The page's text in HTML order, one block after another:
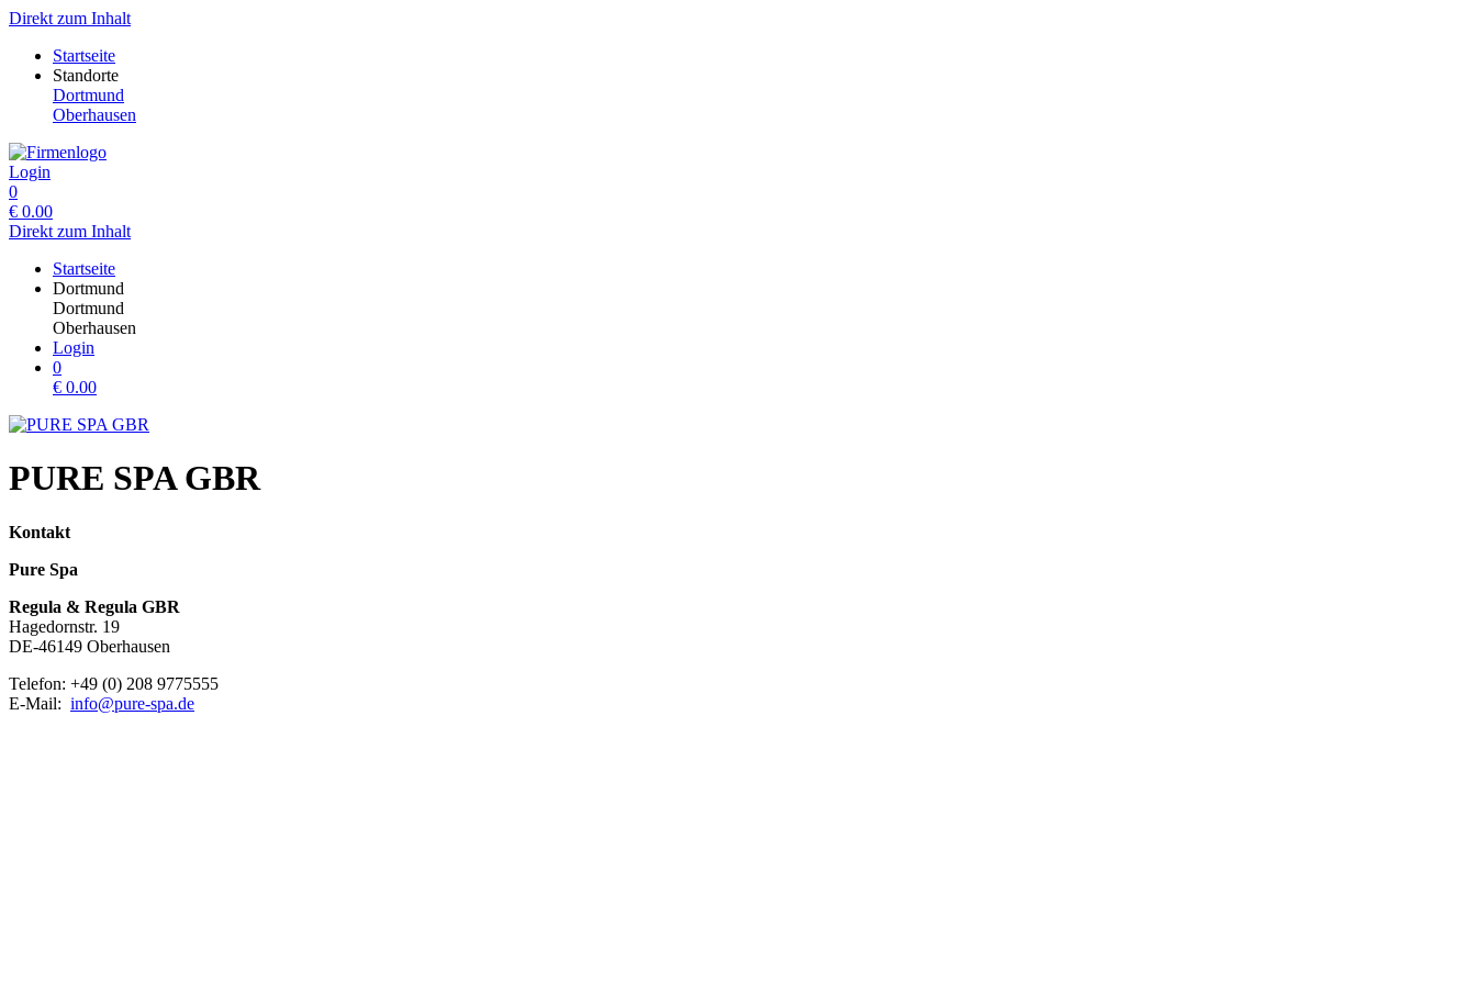
Direkt zum Inhalt
Startseite
Standorte
Dortmund
Oberhausen
Login
0
€ 0.00
Direkt zum Inhalt
Startseite
Dortmund
Dortmund
Oberhausen
Login
0
€ 0.00
PURE SPA GBR
Kontakt
Pure Spa
Regula & Regula GBR
Hagedornstr. 19
DE-46149 Oberhausen
Telefon: +49 (0) 208 9775555
E-Mail: info@pure-spa.de